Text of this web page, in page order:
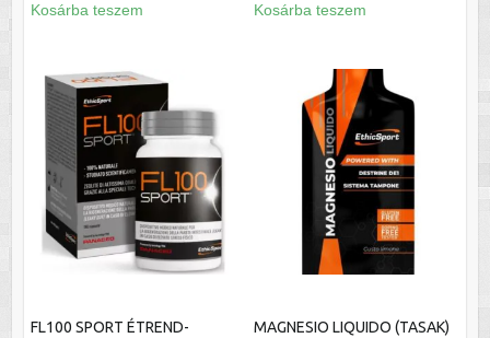
Kosárba teszem Kosárba teszem
FL100 SPORT ÉTREND- MAGNESIO LIQUIDO (TASAK)